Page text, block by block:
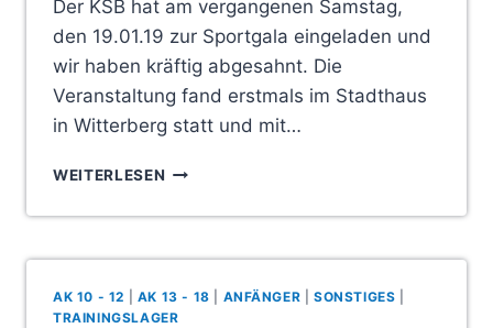
Der KSB hat am vergangenen Samstag,
den 19.01.19 zur Sportgala eingeladen und
wir haben kräftig abgesahnt. Die
Veranstaltung fand erstmals im Stadthaus
in Witterberg statt und mit…
WEITERLESEN SPORTGALA
WITTENBERG
AK 10 - 12 AK 13 - 18 ANFÄNGER |SONSTIGES
TRAININGSLAGER